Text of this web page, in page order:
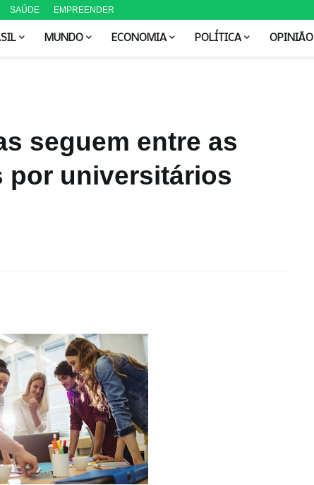
SAÚDE EMPREENDER
MUNDO ECONOMIA POLÍTICA OPINIÃO
seguem entre as
por universitários